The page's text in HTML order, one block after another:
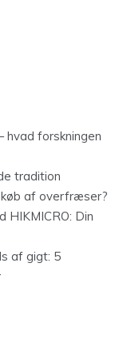
hvad forskningen
tradition
af overfræser?
HIKMICRO: Din
af gigt: 5